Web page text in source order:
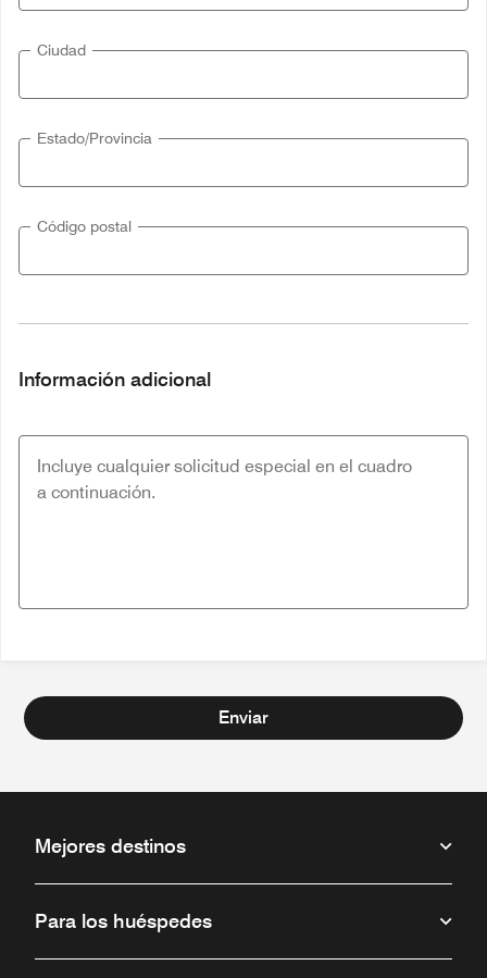
Ciudad
Estado/Provincia
Código postal
Información adicional
Enviar
Mejores destinos
Para los huéspedes